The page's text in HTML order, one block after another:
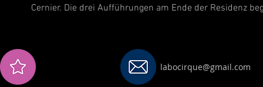
Cernier. Die drei Aufführungen am Ende der Residenz
labocirque@gmail.com